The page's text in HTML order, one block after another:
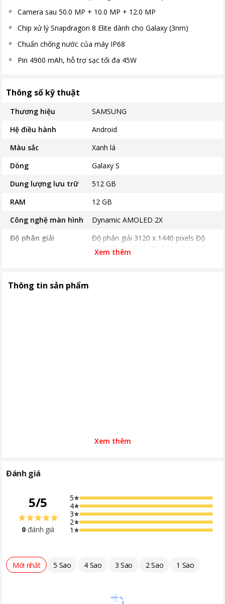
Camera sau 50.0 MP + 10.0 MP + 12.0 MP
Chip xử lý Snapdragon 8 Elite dành cho Galaxy (3nm)
Chuẩn chống nước của máy IP68
Pin 4900 mAh, hỗ trợ sạc tối đa 45W
Thông số kỹ thuật
Thương hiệu
SAMSUNG
Hệ điều hành
Android
Màu sắc
Xanh lá
Dòng
Galaxy S
Dung lượng lưu trữ
512 GB
RAM
12 GB
Công nghệ màn hình
Dynamic AMOLED 2X
Độ phân giải
Độ phân giải 3120 x 1440 pixels Độ
sáng tối đa 2600 nits Tần số quét 1-
120Hz
Thời gian bảo hành
Kích thước, khối lượng Dài 158.4mm - Ngang 75.8mm - Dày
7.3mm Khối lượng 190g
Khoảng giá
Trên 20 triệu
Xem thêm
Thông tin sản phẩm
Xem thêm
Đánh giá
5/5
0 đánh giá
5
4
3
2
1
Mới nhất 5 Sao 4 Sao 3 Sao 2 Sao 1 Sao